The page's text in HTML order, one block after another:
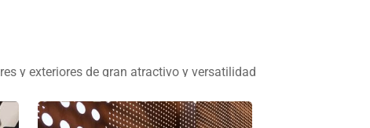
y exteriores de gran atractivo y versatilidad